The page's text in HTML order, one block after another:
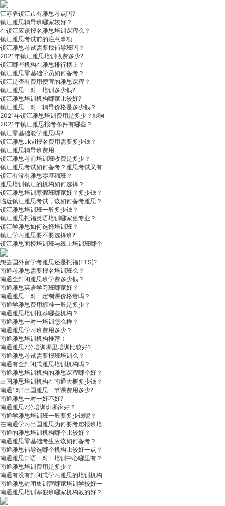
江苏省镇江市有雅思考点吗?
镇江雅思辅导班哪家较好？
在镇江应该报名雅思培训课程么？
镇江雅思考试前的注意事项
镇江雅思考试需要找辅导班吗？
2021年镇江雅思培训收费多少?
镇江哪些机构在雅思排行榜上？
镇江雅思零基础学员如何备考？
镇江是否有费用便宜的雅思课程？
镇江雅思一对一培训多少钱?
镇江雅思培训机构哪家比较好?
镇江雅思一对一辅导价格是多少钱？
2021年镇江雅思培训费用是多少？影响
2021年镇江雅思报考条件有哪些？
镇江零基础能学雅思吗?
镇江雅思ukvi报名费用需要多少钱？
镇江雅思辅导班费用
镇江雅思考前培训班收费是多少？
镇江雅思考试如何备考？雅思考试又有
镇江有没有雅思零基础班？
雅思培训镇江的机构如何选择？
镇江雅思培训寒假班哪家好？多少钱？
临近镇江雅思考试，该如何备考雅思？
镇江雅思培训班一般多少钱？
镇江雅思托福英语培训哪家更专业？
镇江学雅思如何选择培训班？
镇江学习雅思要不要选择班?
镇江雅思面授培训班与线上培训班哪个
想去国外留学考雅思还是托福(ETS)?
南通考雅思需要报名培训班么？
南通全封闭雅思班学费多少钱？
南通雅思英语学习班哪家好？
南通雅思一对一定制课价格贵吗？
南通学雅思费用标准一般是多少？
南通雅思培训推荐哪些机构？
南通雅思一对一培训怎么样？
南通雅思学习班费用多少？
南通雅思培训机构推荐！
南通雅思7分培训哪里培训比较好?
南通雅思考试需要报班培训么？
南通有全封闭式雅思培训机构吗？
南通雅思培训机构的雅思课程哪个好？
出国雅思培训机构在南通大概多少钱？
南通1对1出国雅思​一节课费用多少?
南通雅思一对一好不好?
南通雅思7分培训班哪家好？
南通学雅思培训班一般要多少钱呢？
在南通学习出国雅思为何要考虑报班培
南通的雅思培训机构哪个比较好？
南通雅思零基础考生应该如何备考？
南通雅思辅导选哪个机构比较好一点？
南通雅思口语一对一培训中心哪里有？
南通雅思培训费用是多少？
南通有没有封闭式学习雅思的培训机构
南通雅思封闭集训营哪家培训学校好一
南通雅思培训寒假班哪家机构教的好？